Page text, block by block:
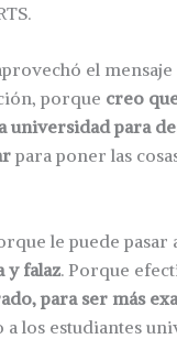
el
porque creo
universidad para
para poner las
le puede pasar
y falaz. Porque
para ser más
a los estudiantes